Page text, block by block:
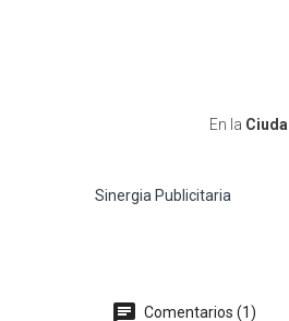
En la
Sinergia Publicitaria
Comentarios (1)